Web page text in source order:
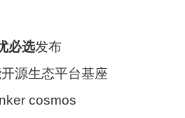
必选发布
源生态平台基座
cosmos